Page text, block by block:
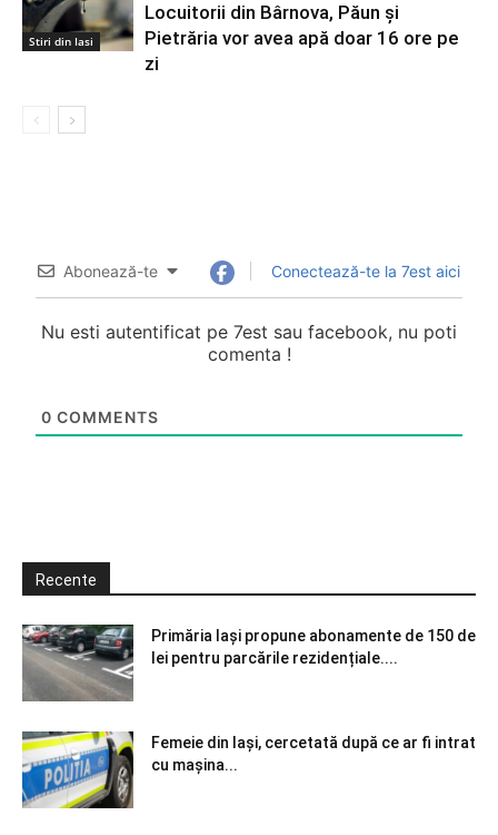
Stiri din Iasi
Locuitorii din Bârnova, Păun și
Pietrăria vor avea apă doar 16 ore pe
zi
Abonează-te Conectează-te la 7est aici
Nu esti autentificat pe 7est sau facebook, nu poti
comenta !
0 COMMENTS
Recente
Primăria Iași propune abonamente de 150 de
lei pentru parcările rezidențiale....
Femeie din Iași, cercetată după ce ar fi intrat
cu mașina...